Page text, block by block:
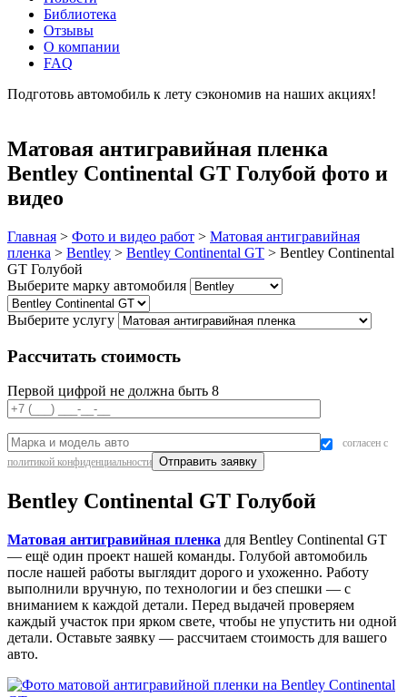
Библиотека
Отзывы
О компании
FAQ
Подготовь автомобиль к лету сэкономив на наших акциях!
Матовая антигравийная пленка
Bentley Continental GT Голубой фото и
видео
Главная > Фото и видео работ > Матовая антигравийная
пленка > Bentley > Bentley Continental GT > Bentley Continental
GT Голубой
Выберите марку автомобиля
Выберите услугу
Рассчитать стоимость
Первой цифрой не должна быть 8
согласен с
политикой конфиденциальности
Bentley Continental GT Голубой
Матовая антигравийная пленка для Bentley Continental GT
— ещё один проект нашей команды. Голубой автомобиль
после нашей работы выглядит дорого и ухоженно. Работу
выполнили вручную, по технологии и без спешки — с
вниманием к каждой детали. Перед выдачей проверяем
каждый участок при ярком свете, чтобы не упустить ни одной
детали. Оставьте заявку — рассчитаем стоимость для вашего
авто.